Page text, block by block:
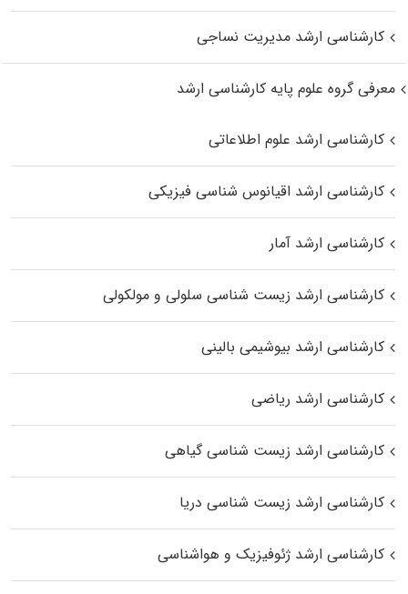
کارشناسی ارشد مدیریت نساجی
معرفی گروه علوم پایه کارشناسی ارشد
کارشناسی ارشد علوم اطلاعاتی
کارشناسی ارشد اقیانوس‌ شناسی فیزیکی
کارشناسی ارشد آمار
کارشناسی ارشد زیست شناسی سلولی و مولکولی
کارشناسی ارشد بیوشیمی بالینی
کارشناسی ارشد ریاضی
کارشناسی ارشد زیست‌ شناسی گیاهی
کارشناسی ارشد زیست‌ شناسی دریا
کارشناسی ارشد ژئوفیزیک و هواشناسی